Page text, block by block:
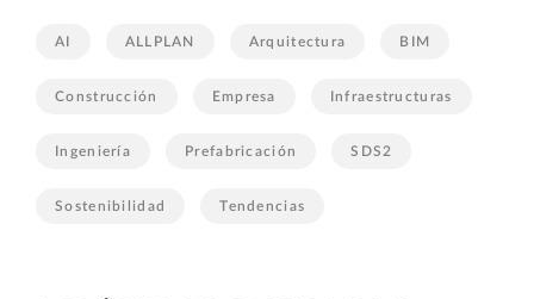
AI ALLPLAN Arquitectura BIM
Construcción Empresa Infraestructuras
Ingeniería Prefabricación SDS2
Sostenibilidad Tendencias